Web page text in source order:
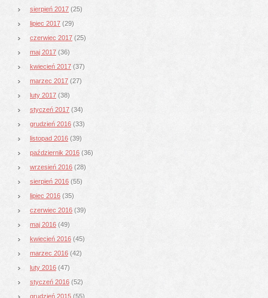
sierpień 2017 (25)
lipiec 2017 (29)
czerwiec 2017 (25)
maj 2017 (36)
kwiecień 2017 (37)
marzec 2017 (27)
luty 2017 (38)
styczeń 2017 (34)
grudzień 2016 (33)
listopad 2016 (39)
październik 2016 (36)
wrzesień 2016 (28)
sierpień 2016 (55)
lipiec 2016 (35)
czerwiec 2016 (39)
maj 2016 (49)
kwiecień 2016 (45)
marzec 2016 (42)
luty 2016 (47)
styczeń 2016 (52)
grudzień 2015 (55)